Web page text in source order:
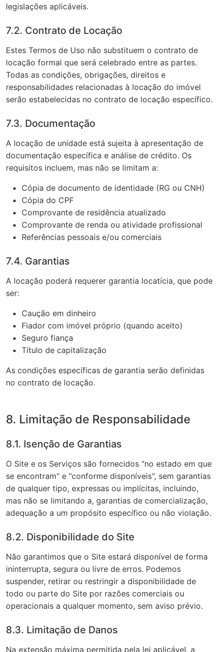
legislações aplicáveis.
7.2. Contrato de Locação
Estes Termos de Uso não substituem o contrato de
locação formal que será celebrado entre as partes.
Todas as condições, obrigações, direitos e
responsabilidades relacionadas à locação do imóvel
serão estabelecidas no contrato de locação específico.
7.3. Documentação
A locação de unidade está sujeita à apresentação de
documentação específica e análise de crédito. Os
requisitos incluem, mas não se limitam a:
Cópia de documento de identidade (RG ou CNH)
Cópia do CPF
Comprovante de residência atualizado
Comprovante de renda ou atividade profissional
Referências pessoais e/ou comerciais
7.4. Garantias
A locação poderá requerer garantia locatícia, que pode
ser:
Caução em dinheiro
Fiador com imóvel próprio (quando aceito)
Seguro fiança
Título de capitalização
As condições específicas de garantia serão definidas
no contrato de locação.
8. Limitação de Responsabilidade
8.1. Isenção de Garantias
O Site e os Serviços são fornecidos "no estado em que
se encontram" e "conforme disponíveis", sem garantias
de qualquer tipo, expressas ou implícitas, incluindo,
mas não se limitando a, garantias de comercialização,
adequação a um propósito específico ou não violação.
8.2. Disponibilidade do Site
Não garantimos que o Site estará disponível de forma
ininterrupta, segura ou livre de erros. Podemos
suspender, retirar ou restringir a disponibilidade de
todo ou parte do Site por razões comerciais ou
operacionais a qualquer momento, sem aviso prévio.
8.3. Limitação de Danos
Na extensão máxima permitida pela lei aplicável, a